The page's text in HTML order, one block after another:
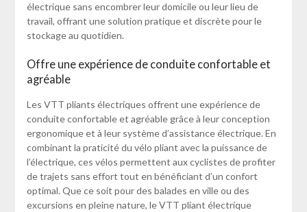
électrique sans encombrer leur domicile ou leur lieu de
travail, offrant une solution pratique et discrète pour le
stockage au quotidien.
Offre une expérience de conduite confortable et
agréable
Les VTT pliants électriques offrent une expérience de
conduite confortable et agréable grâce à leur conception
ergonomique et à leur système d’assistance électrique. En
combinant la praticité du vélo pliant avec la puissance de
l’électrique, ces vélos permettent aux cyclistes de profiter
de trajets sans effort tout en bénéficiant d’un confort
optimal. Que ce soit pour des balades en ville ou des
excursions en pleine nature, le VTT pliant électrique